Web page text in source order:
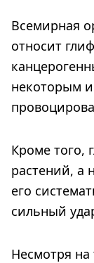
Всемирная
относит
некоторым
Кроме того,
растений, а
его
сильный
Несмотря на